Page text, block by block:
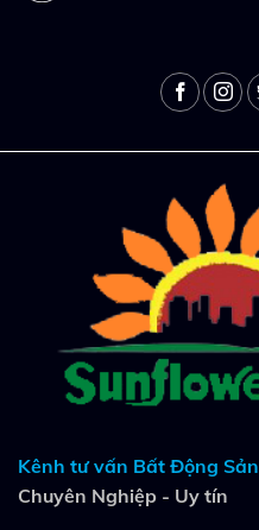
Kênh tư vấn Bất Động Sản
Chuyên Nghiệp - Uy tín